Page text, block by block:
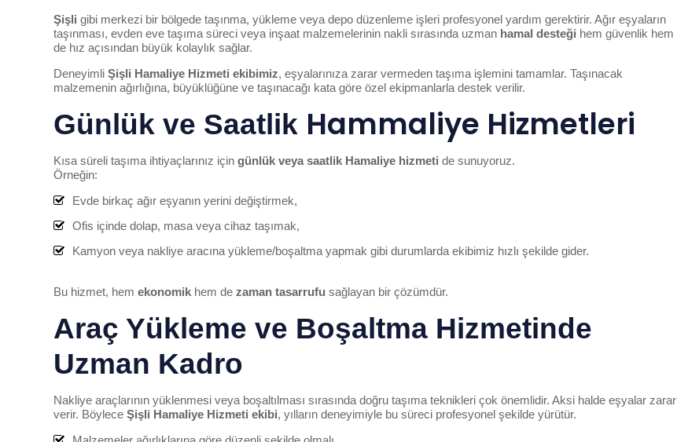
Şişli gibi merkezi bir bölgede taşınma, yükleme veya depo düzenleme işleri profesyonel yardım gerektirir. Ağır eşyaların
taşınması, evden eve taşıma süreci veya inşaat malzemelerinin nakli sırasında uzman hamal desteği hem güvenlik hem
de hız açısından büyük kolaylık sağlar.
Deneyimli Şişli Hamaliye Hizmeti ekibimiz, eşyalarınıza zarar vermeden taşıma işlemini tamamlar. Taşınacak
malzemenin ağırlığına, büyüklüğüne ve taşınacağı kata göre özel ekipmanlarla destek verilir.
Günlük ve Saatlik Hammaliye Hizmetleri
Kısa süreli taşıma ihtiyaçlarınız için günlük veya saatlik Hamaliye hizmeti de sunuyoruz.
Örneğin:
Evde birkaç ağır eşyanın yerini değiştirmek,
Ofis içinde dolap, masa veya cihaz taşımak,
Kamyon veya nakliye aracına yükleme/boşaltma yapmak gibi durumlarda ekibimiz hızlı şekilde gider.
Bu hizmet, hem ekonomik hem de zaman tasarrufu sağlayan bir çözümdür.
Araç Yükleme ve Boşaltma Hizmetinde
Uzman Kadro
Nakliye araçlarının yüklenmesi veya boşaltılması sırasında doğru taşıma teknikleri çok önemlidir. Aksi halde eşyalar zarar
verir. Böylece Şişli Hamaliye Hizmeti ekibi, yılların deneyimiyle bu süreci profesyonel şekilde yürütür.